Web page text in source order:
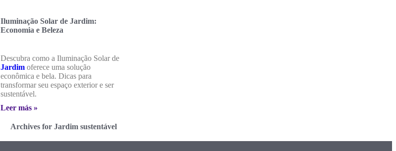
Iluminação Solar de Jardim:
Economia e Beleza
Descubra como a Iluminação Solar de
Jardim oferece uma solução
econômica e bela. Dicas para
transformar seu espaço exterior e ser
sustentável.
Leer más »
Archives for Jardim sustentável